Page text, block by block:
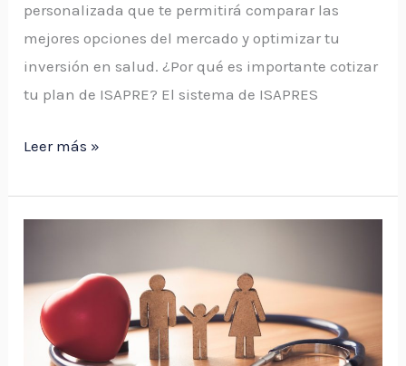
personalizada que te permitirá comparar las
mejores opciones del mercado y optimizar tu
inversión en salud. ¿Por qué es importante cotizar
tu plan de ISAPRE? El sistema de ISAPRES
Leer más »
Plan
de
ISAPRE: